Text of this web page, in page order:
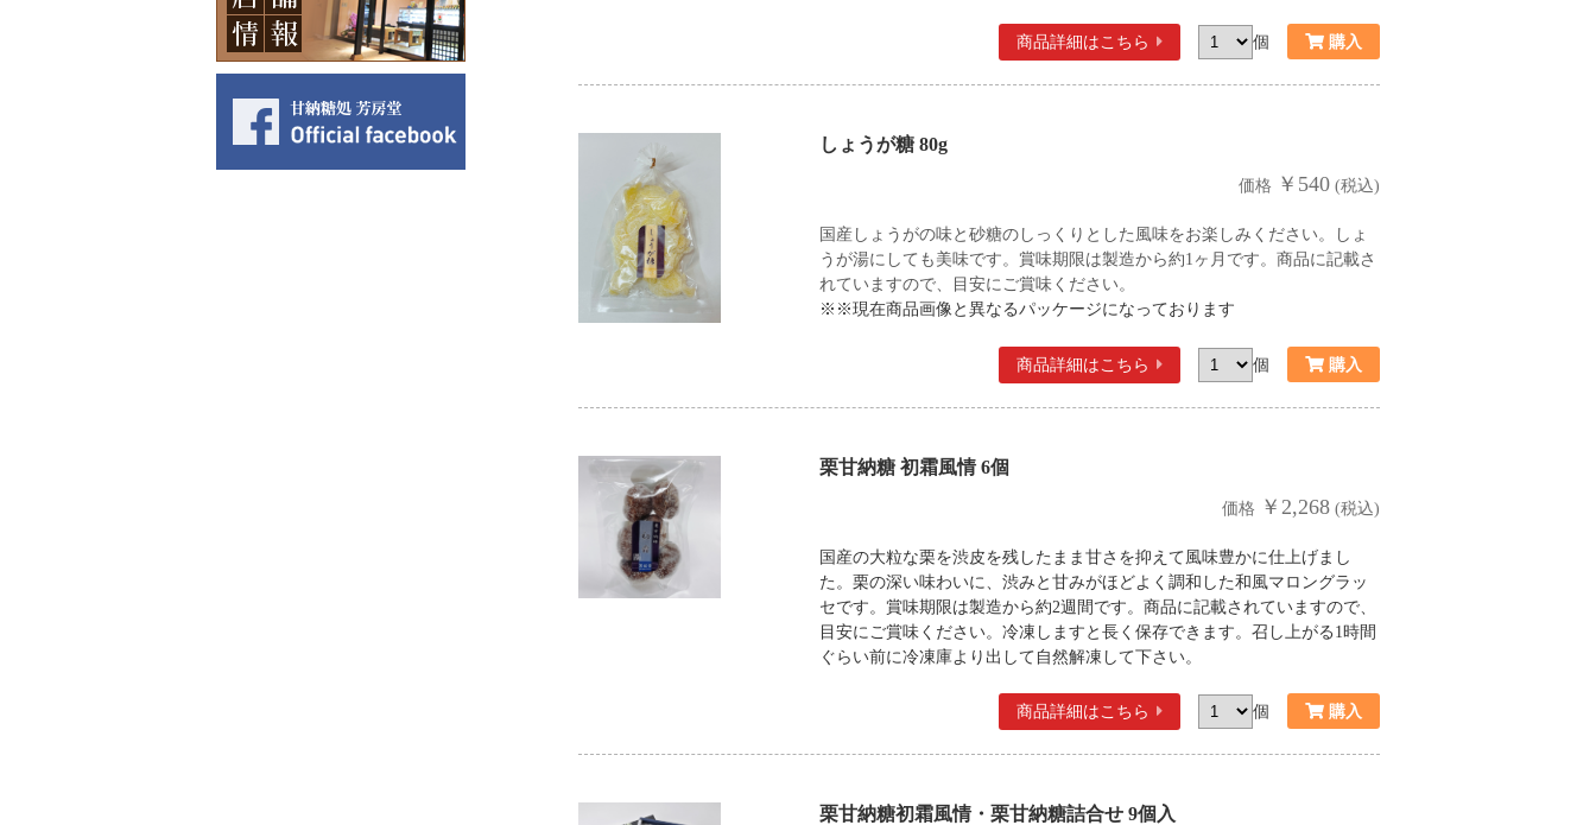
商品詳細 はこちら 個
しょうが糖 80g
価格 ￥540 (税込)
国産しょうがの味と砂糖のしっくりとした風味をお楽しみください。しょ
うが湯にしても美味です。賞味期限は製造から約1ヶ月です。商品に記載さ
れていますので、目安にご賞味ください。
※※現在商品画像と異なるパッケージになっております
商品詳細はこちら 個
栗甘納糖 初霜風情 6個
価格 ￥2,268 (税込)
国産の大粒な栗を渋皮を残したまま甘さを抑えて風味豊かに仕上げまし
た。栗の深い味わいに、渋みと甘みがほどよく調和した和風マロングラッ
セです。賞味期限は製造から約2週間です。商品に記載されていますので、
目安にご賞味ください。冷凍しますと長く保存できます。召し上がる1時間
ぐらい前に冷凍庫より出して自然解凍して下さい。
商品詳細はこちら 個
栗甘納糖初霜風情・栗甘納糖詰合せ 9個入